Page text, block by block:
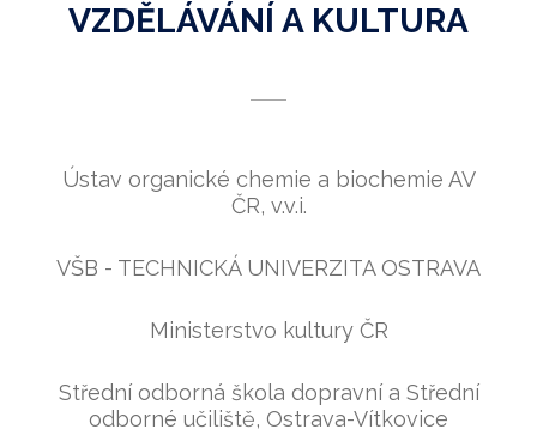
VZDĚLÁVÁNÍ A KULTURA
Ústav organické chemie a biochemie AV
ČR, v.v.i.
VŠB - TECHNICKÁ UNIVERZITA OSTRAVA
Ministerstvo kultury ČR
Střední odborná škola dopravní a Střední
odborné učiliště, Ostrava-Vítkovice